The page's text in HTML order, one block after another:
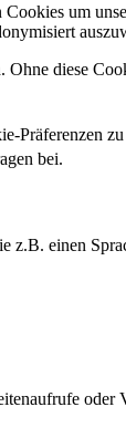
um
diese
Präferenzen zu
bei.
einen